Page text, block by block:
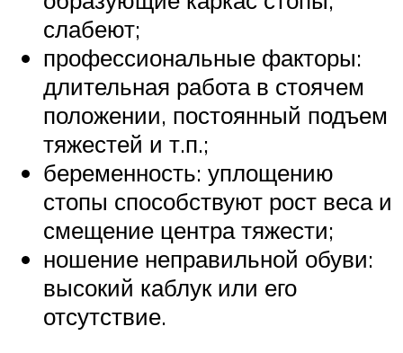
слабеют;
профессиональные факторы:
длительная работа в стоячем
положении, постоянный подъем
тяжестей и т.п.;
беременность: уплощению
стопы способствуют рост веса и
смещение центра тяжести;
ношение неправильной обуви:
высокий каблук или его
отсутствие.